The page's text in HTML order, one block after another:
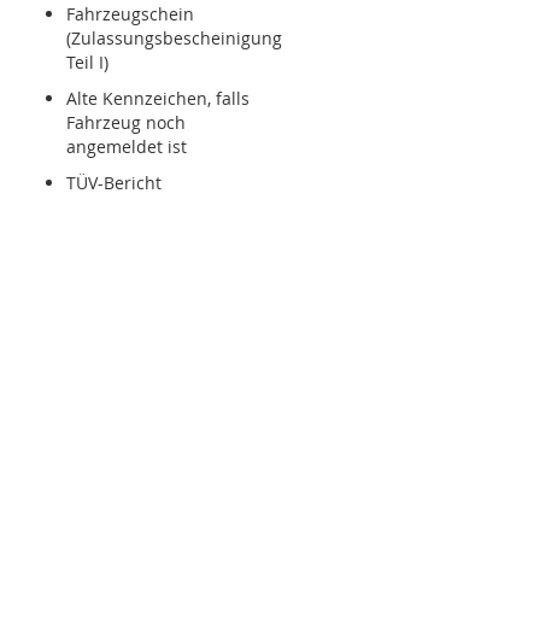
Fahrzeugschein
(Zulassungsbescheinigung
Teil I)
Alte Kennzeichen, falls
Fahrzeug noch
angemeldet ist
TÜV-Bericht